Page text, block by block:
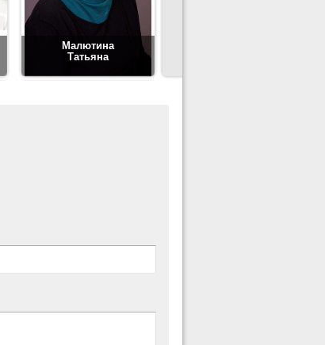
Малютина
Татьяна